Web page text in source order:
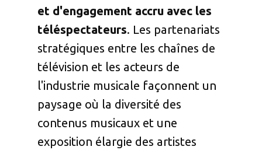
et d'engagement accru avec les
téléspectateurs. Les partenariats
stratégiques entre les chaînes de
télévision et les acteurs de
l'industrie musicale façonnent un
paysage où la diversité des
contenus musicaux et une
exposition élargie des artistes